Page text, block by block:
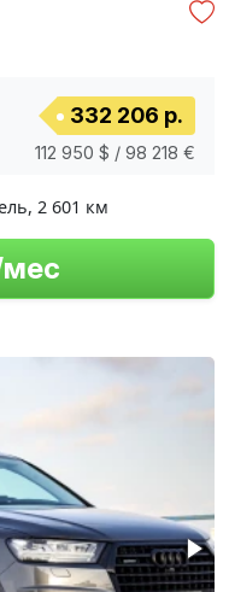
332 206 р.
112 950 $ / 98 218 €
, 2 601 км
мес